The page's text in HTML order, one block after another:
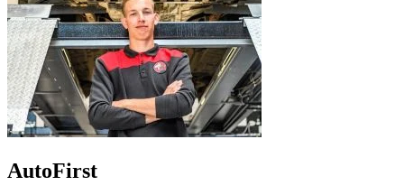
AutoFirst